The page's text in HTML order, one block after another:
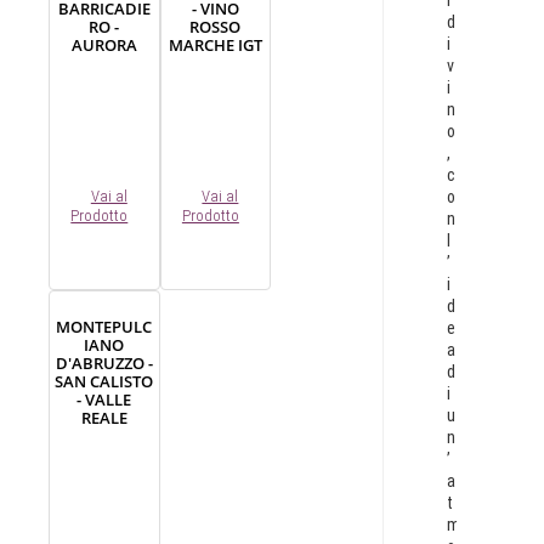
BARRICADIE
RO -
AURORA
Vai al
Prodotto
- VINO
ROSSO
MARCHE IGT
Vai al
Prodotto
MONTEPULC
IANO
D'ABRUZZO -
SAN CALISTO
- VALLE
REALE
d
i
v
i
n
o
,
c
o
n
’
i
d
e
a
d
i
u
n
’
a
t
m